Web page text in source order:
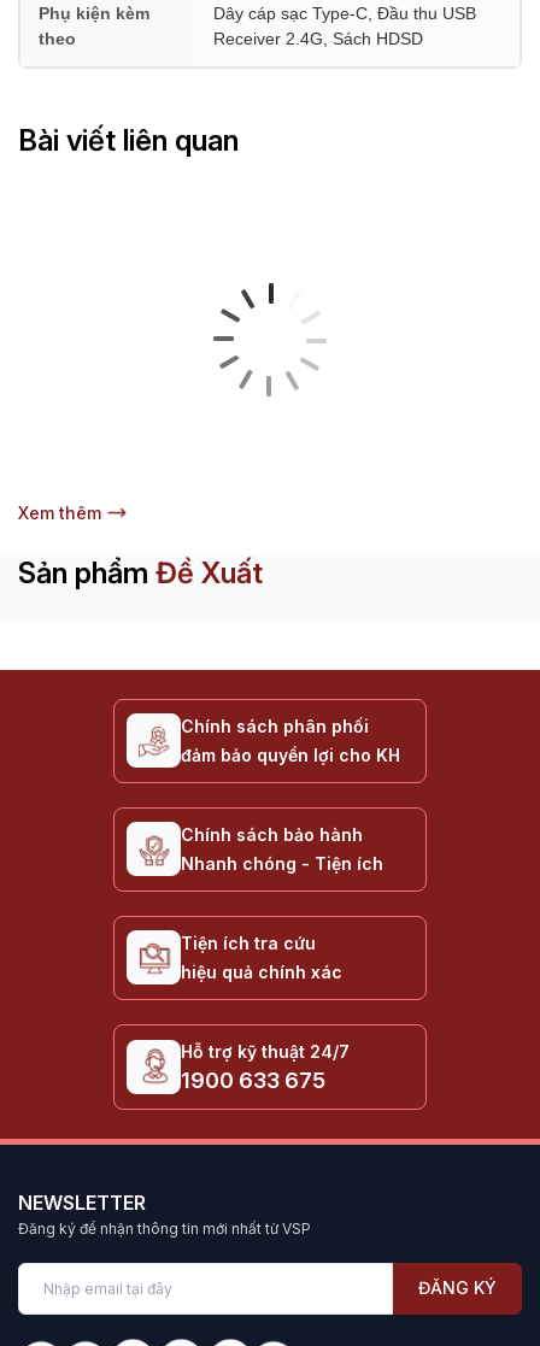
Phụ kiện kèm
theo
Dây cáp sạc Type-C, Đầu thu USB
Receiver 2.4G, Sách HDSD
Bài viết liên quan
Xem thêm
Sản phẩm Đề Xuất
Chính sách phân phối
đảm bảo quyền lợi cho KH
Chính sách bảo hành
Nhanh chóng - Tiện ích
Tiện ích tra cứu
hiệu quả chính xác
Hỗ trợ kỹ thuật 24/7
1900 633 675
NEWSLETTER
Đăng ký để nhận thông tin mới nhất từ VSP
ĐĂNG KÝ